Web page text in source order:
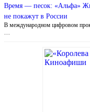
Время — песок: «Альфа»
не покажут в России
В международном цифровом